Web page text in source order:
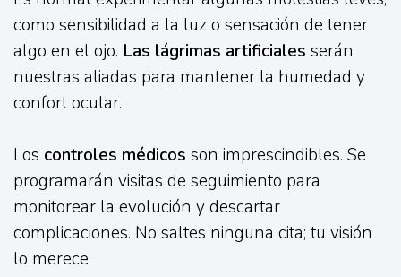
como sensibilidad a la luz o sensación de tener
algo en el ojo. Las lágrimas artificiales serán
nuestras aliadas para mantener la humedad y
confort ocular.
Los controles médicos son imprescindibles. Se
programarán visitas de seguimiento para
monitorear la evolución y descartar
complicaciones. No saltes ninguna cita; tu visión
lo merece.